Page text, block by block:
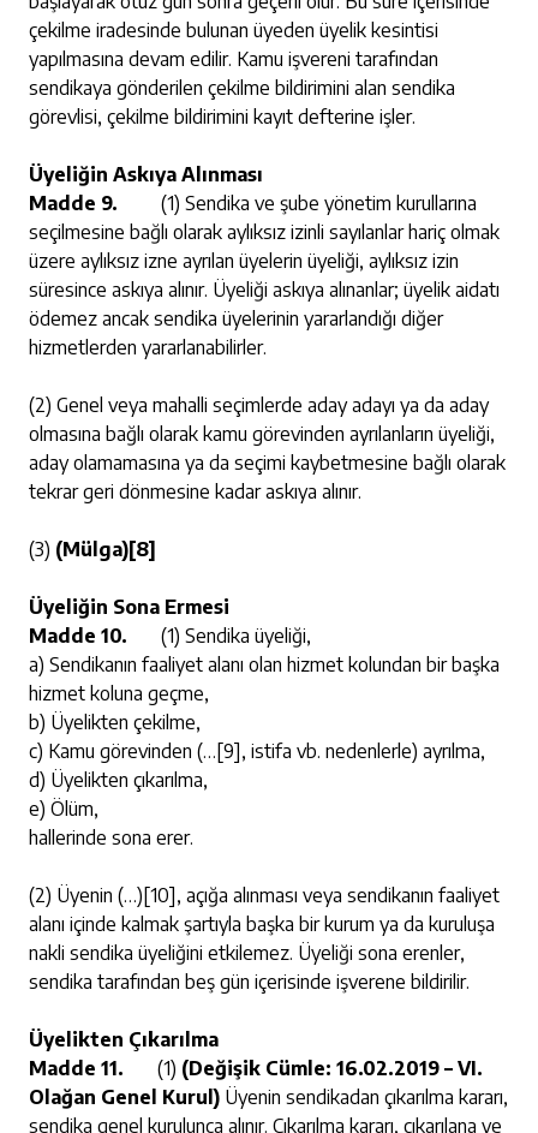
çekilme iradesinde bulunan üyeden üyelik kesintisi
yapılmasına devam edilir. Kamu işvereni tarafından
sendikaya gönderilen çekilme bildirimini alan sendika
görevlisi, çekilme bildirimini kayıt defterine işler.
Üyeliğin Askıya Alınması
Madde 9. (1) Sendika ve şube yönetim kurullarına
seçilmesine bağlı olarak aylıksız izinli sayılanlar hariç olmak
üzere aylıksız izne ayrılan üyelerin üyeliği, aylıksız izin
süresince askıya alınır. Üyeliği askıya alınanlar; üyelik aidatı
ödemez ancak sendika üyelerinin yararlandığı diğer
hizmetlerden yararlanabilirler.
(2) Genel veya mahalli seçimlerde aday adayı ya da aday
olmasına bağlı olarak kamu görevinden ayrılanların üyeliği,
aday olamamasına ya da seçimi kaybetmesine bağlı olarak
tekrar geri dönmesine kadar askıya alınır.
(3) (Mülga)[8]
Üyeliğin Sona Ermesi
Madde 10. (1) Sendika üyeliği,
a) Sendikanın faaliyet alanı olan hizmet kolundan bir başka
hizmet koluna geçme,
b) Üyelikten çekilme,
c) Kamu görevinden (… [9] , istifa vb. nedenlerle) ayrılma,
d) Üyelikten çıkarılma,
e) Ölüm,
hallerinde sona erer.
(2) Üyenin (…) [10] , açığa alınması veya sendikanın faaliyet
alanı içinde kalmak şartıyla başka bir kurum ya da kuruluşa
nakli sendika üyeliğini etkilemez. Üyeliği sona erenler,
sendika tarafından beş gün içerisinde işverene bildirilir.
Üyelikten Çıkarılma
Madde 11. (1) (Değişik Cümle: 16.02.2019 – VI.
Olağan Genel Kurul) Üyenin sendikadan çıkarılma kararı,
sendika genel kurulunca alınır. Çıkarılma kararı, çıkarılana ve